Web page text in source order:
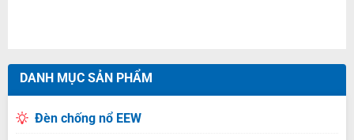
DANH MỤC SẢN PHẨM
Đèn chống nổ EEW